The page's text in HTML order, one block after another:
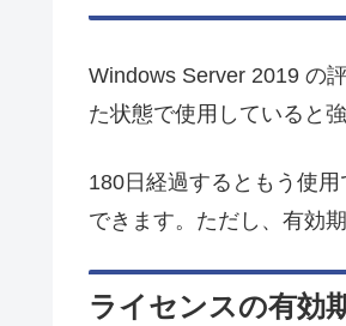
Windows Server 2019 の
た状態で使用していると
180日経過するともう使
できます。ただし、有効
ライセンスの有効